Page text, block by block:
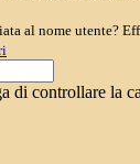
al nome utente?
di controllare la